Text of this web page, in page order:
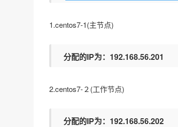
1.centos7-1(主节点)
分配的IP为：192.168.56.201
2.centos7-２(工作节点)
分配的IP为：192.168.56.202